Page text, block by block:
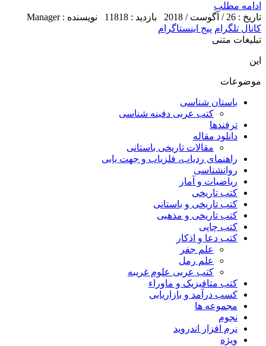
ادامه مطلب
تاریخ : 26 / آگوست / 2018
بازدید : 11818
نویسنده : Manager
کانال تلگرام پیج اینستاگرام
تبلیغات متنی
این
موضوعات
باستان شناسی
کتب عربی دفینه شناسی
ترفندها
دانلود مقاله
مقالات تاریخی باستانی
راهنمای ردیاب، فلزیاب و جهت یابی
روانشناسی
ریاضیات و آمار
کتب تاریخی
کتب تاریخی و باستانی
کتب تاریخی و مذهبی
کتب چاپی
کتب دعا و اذکار
علم جفر
علم رمل
کتب عربی علوم غریبه
کتب متافیزیک و ماوراء
کسب درآمد و بازاریابی
مجموعه ها
نجوم
نرم افزار اندروید
ویژه